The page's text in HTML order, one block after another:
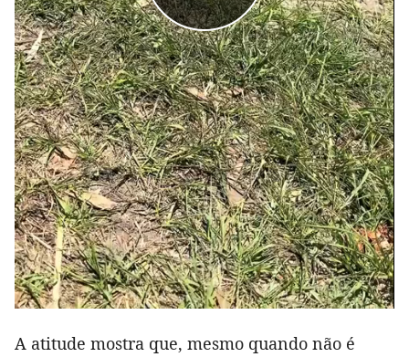
A atitude mostra que, mesmo quando não é